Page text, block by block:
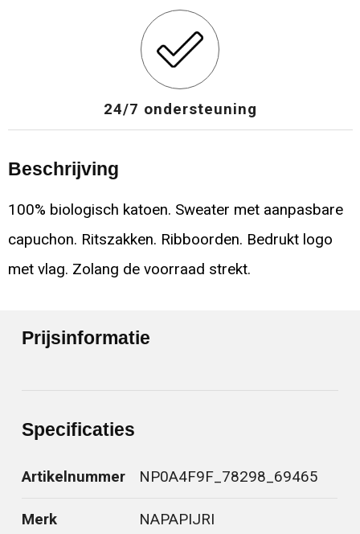
24/7 ondersteuning
Beschrijving
100% biologisch katoen. Sweater met aanpasbare
capuchon. Ritszakken. Ribboorden. Bedrukt logo
met vlag. Zolang de voorraad strekt.
Prijsinformatie
Specificaties
Artikelnummer NP0A4F9F_78298_69465
Merk NAPAPIJRI